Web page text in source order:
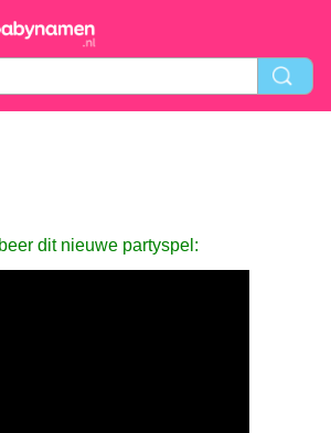
dit nieuwe partyspel: